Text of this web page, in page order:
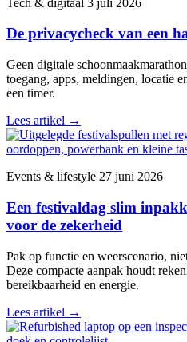
De privacycheck van een
Geen digitale
toegang, apps, meldingen, locatie
een timer.
Lees artikel →
Events & lifestyle 27 juni 2026
Een festivaldag slim
voor de zekerheid
Pak op functie en weerscenario,
Deze compacte aanpak houdt
bereikbaarheid en energie.
Lees artikel →